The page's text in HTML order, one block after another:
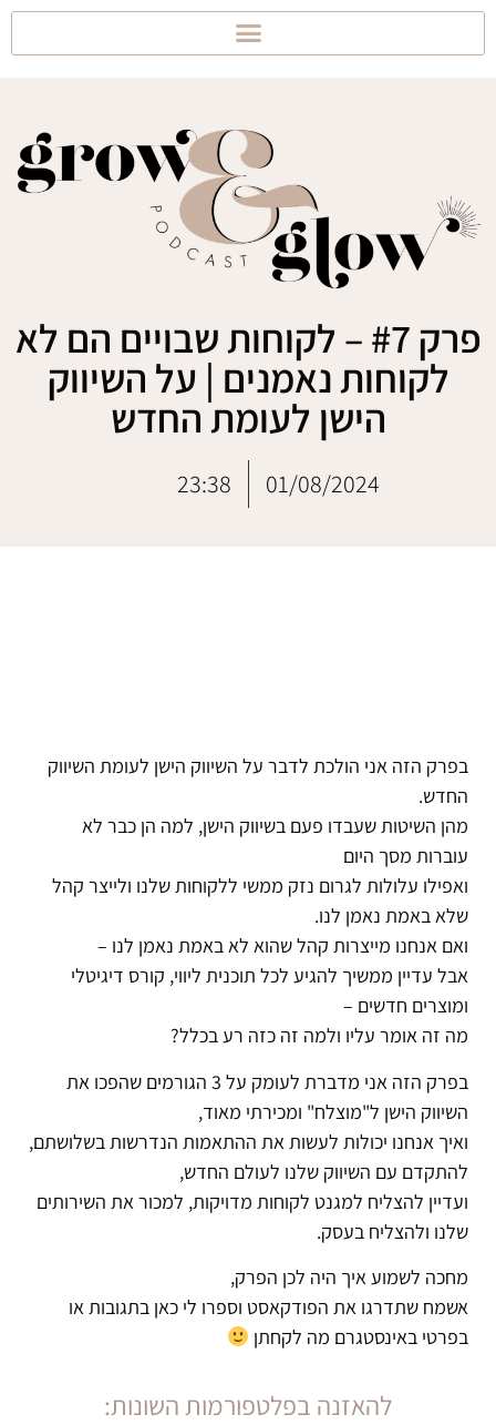
פרק #7 – לקוחות שבויים הם לא
לקוחות נאמנים | על השיווק
הישן לעומת החדש
01/08/2024
23:38
בפרק הזה אני הולכת לדבר על השיווק הישן לעומת השיווק
החדש.
מהן השיטות שעבדו פעם בשיווק הישן, למה הן כבר לא
עוברות מסך היום
ואפילו עלולות לגרום נזק ממשי ללקוחות שלנו ולייצר קהל
שלא באמת נאמן לנו.
ואם אנחנו מייצרות קהל שהוא לא באמת נאמן לנו –
אבל עדיין ממשיך להגיע לכל תוכנית ליווי, קורס דיגיטלי
ומוצרים חדשים –
מה זה אומר עליו ולמה זה כזה רע בכלל?
בפרק הזה אני מדברת לעומק על 3 הגורמים שהפכו את
השיווק הישן ל"מוצלח" ומכירתי מאוד,
ואיך אנחנו יכולות לעשות את ההתאמות הנדרשות בשלושתם,
להתקדם עם השיווק שלנו לעולם החדש,
ועדיין להצליח למגנט לקוחות מדויקות, למכור את השירותים
שלנו ולהצליח בעסק.
מחכה לשמוע איך היה לכן הפרק,
אשמח שתדרגו את הפודקאסט וספרו לי כאן בתגובות או
בפרטי באינסטגרם מה לקחתן
להאזנה בפלטפורמות השונות: